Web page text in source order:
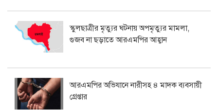
স্কুলছাত্রীর মৃত্যুর ঘটনায় অপমৃত্যুর মামলা,
গুজব না ছড়াতে আরএমপির আহ্বান
আরএমপির অভিযানে নারীসহ ৪ মাদক ব্যবসায়ী
গ্রেপ্তার